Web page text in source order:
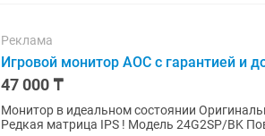
Реклама
Игровой монитор AOC с гарантией и
47 000 ₸
Монитор в идеальном состоянии Оригинальный Проверенный годами бренд Безрамочный
Редкая матрица IPS ! Модель 24G2SP/BK Поверхность матовая Диагональ 24 дюйма Частота